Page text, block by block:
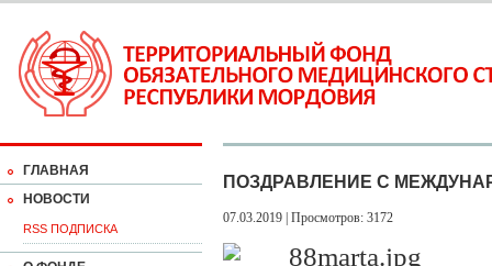
ГЛАВНАЯ
НОВОСТИ
RSS ПОДПИСКА
ПОЗДРАВЛЕНИЕ С
07.03.2019 | Просмотров: 3172